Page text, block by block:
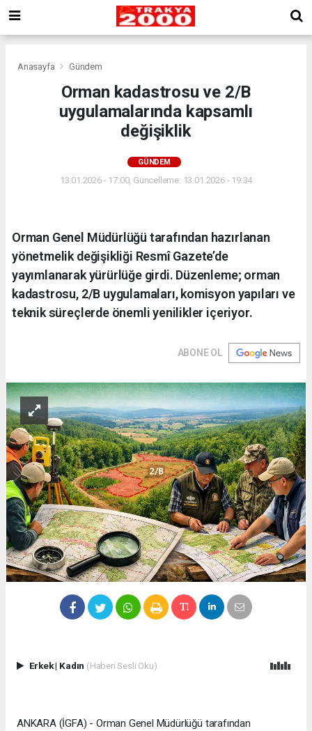
Anasayfa Gündem
Orman kadastrosu ve 2/B
uygulamalarında kapsamlı
değişiklik
GÜNDEM
13.01.2026 - 17:00, Güncelleme: 13.01.2026 - 19:34
Orman Genel Müdürlüğü tarafından hazırlanan
yönetmelik değişikliği Resmî Gazete’de
yayımlanarak yürürlüğe girdi. Düzenleme; orman
kadastrosu, 2/B uygulamaları, komisyon yapıları ve
teknik süreçlerde önemli yenilikler içeriyor.
ABONE OL
Erkek| Kadın (Haberi Sesli Oku)
ANKARA (İGFA) - Orman Genel Müdürlüğü tarafından